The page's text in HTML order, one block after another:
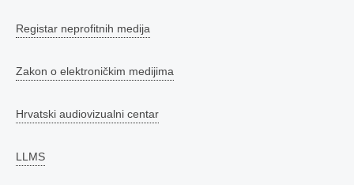
Registar neprofitnih medija
Zakon o elektroničkim medijima
Hrvatski audiovizualni centar
LLMS